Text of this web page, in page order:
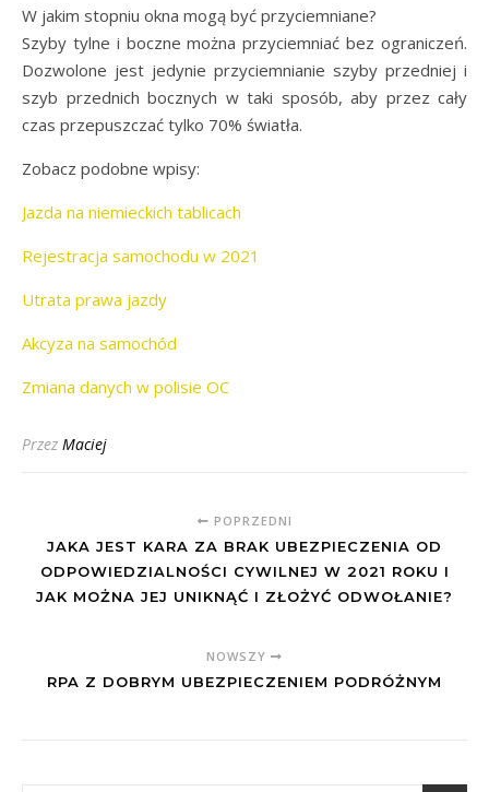
W jakim stopniu okna mogą być przyciemniane?
Szyby tylne i boczne można przyciemniać bez ograniczeń.
Dozwolone jest jedynie przyciemnianie szyby przedniej i
szyb przednich bocznych w taki sposób, aby przez cały
czas przepuszczać tylko 70% światła.
Zobacz podobne wpisy:
Jazda na niemieckich tablicach
Rejestracja samochodu w 2021
Utrata prawa jazdy
Akcyza na samochód
Zmiana danych w polisie OC
Przez Maciej
POPRZEDNI
JAKA JEST KARA ZA BRAK UBEZPIECZENIA OD
ODPOWIEDZIALNOŚCI CYWILNEJ W 2021 ROKU I
JAK MOŻNA JEJ UNIKNĄĆ I ZŁOŻYĆ ODWOŁANIE?
NOWSZY
RPA Z DOBRYM UBEZPIECZENIEM PODRÓŻNYM